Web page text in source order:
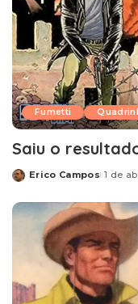
Fumetti
Saiu o
Posted
Erico Campos 1 de